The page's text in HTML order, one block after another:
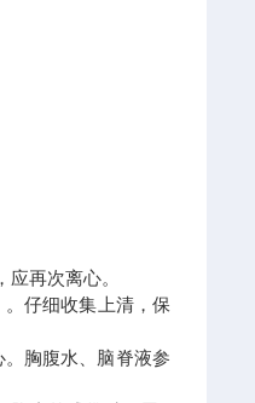
再次离心。
。仔细收集上清，保
胸腹水、脑脊液参